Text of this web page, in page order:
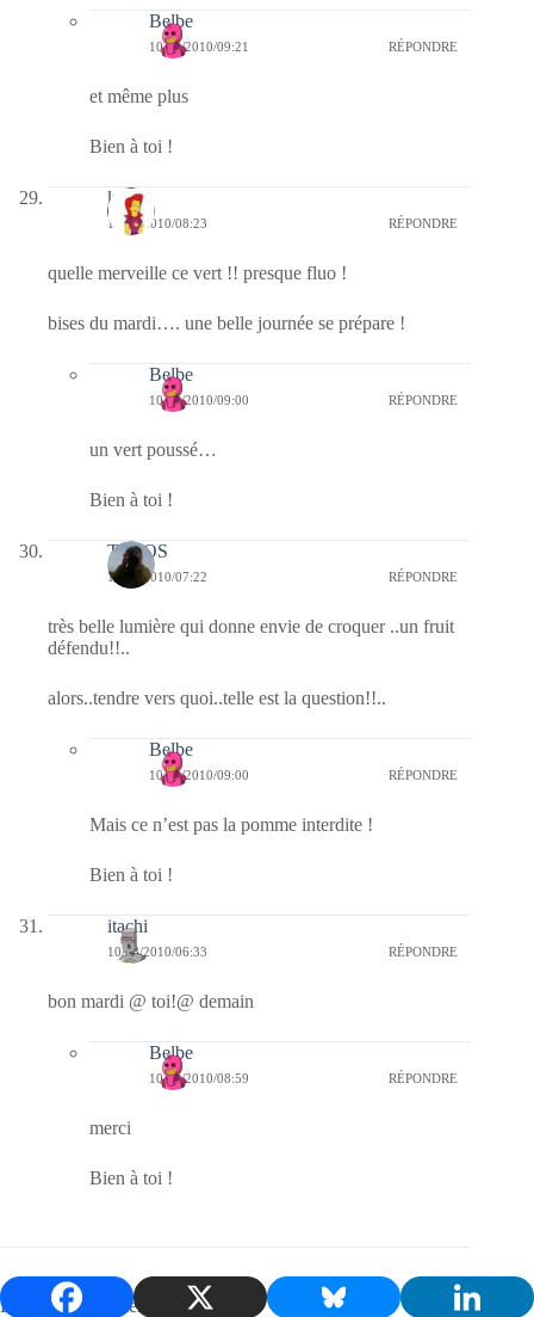
Belbe
10/08/2010/09:21 RÉPONDRE
et même plus
Bien à toi !
krio
10/08/2010/08:23 RÉPONDRE
quelle merveille ce vert !! presque fluo !
bises du mardi…. une belle journée se prépare !
Belbe
10/08/2010/09:00 RÉPONDRE
un vert poussé…
Bien à toi !
TELOS
10/08/2010/07:22 RÉPONDRE
très belle lumière qui donne envie de croquer ..un fruit
défendu!!..
alors..tendre vers quoi..telle est la question!!..
Belbe
10/08/2010/09:00 RÉPONDRE
Mais ce n’est pas la pomme interdite !
Bien à toi !
itachi
10/08/2010/06:33 RÉPONDRE
bon mardi @ toi!@ demain
Belbe
10/08/2010/08:59 RÉPONDRE
merci
Bien à toi !
Laisser un commentaire